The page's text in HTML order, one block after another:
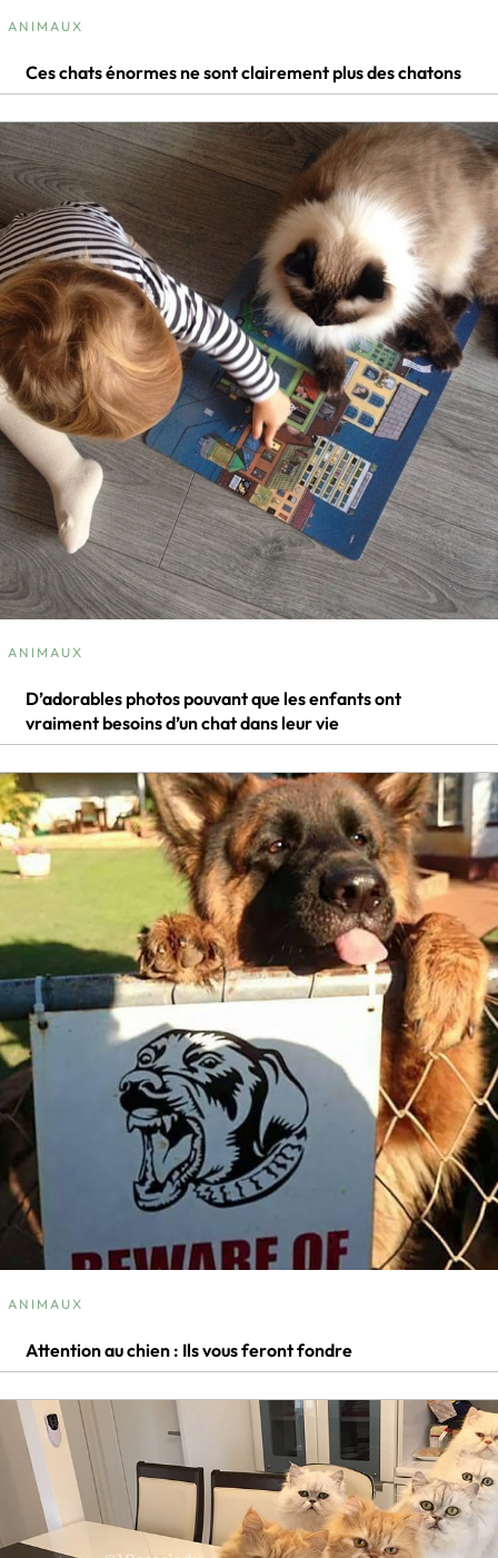
ANIMAUX
Ces chats énormes ne sont clairement plus des chatons
ANIMAUX
D’adorables photos pouvant que les enfants ont
vraiment besoins d’un chat dans leur vie
ANIMAUX
Attention au chien : Ils vous feront fondre